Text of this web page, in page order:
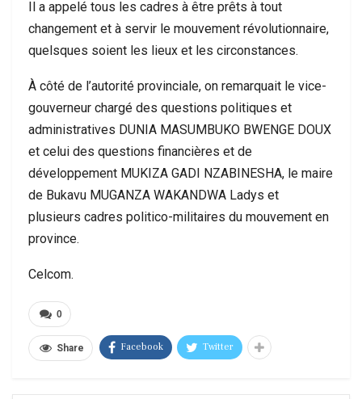
Il a appelé tous les cadres à être prêts à tout
changement et à servir le mouvement révolutionnaire,
quelsques soient les lieux et les circonstances.
À côté de l’autorité provinciale, on remarquait le vice-
gouverneur chargé des questions politiques et
administratives DUNIA MASUMBUKO BWENGE DOUX
et celui des questions financières et de
développement MUKIZA GADI NZABINESHA, le maire
de Bukavu MUGANZA WAKANDWA Ladys et
plusieurs cadres politico-militaires du mouvement en
province.
Celcom.
0
Share Facebook Twitter